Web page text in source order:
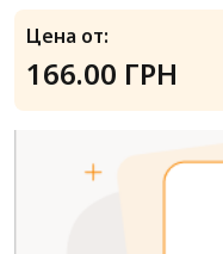
Цена от:
166.00 ГРН